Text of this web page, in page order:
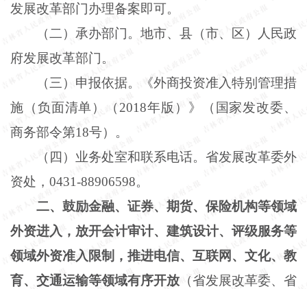
发展改革部门办理备案即可。
（二）承办部门。地市、县（市、区）人民政
府发展改革部门。
（三）申报依据。《外商投资准入特别管理措
施（负面清单）（ 2018年版）》（国家发改委、
商务部令第18号）。
（四）业务处室和联系电话。省发展改革委外
资处， 0431-88906598。
二、鼓励金融、证券、期货、保险机构等领域
外资进入，放开会计审计、建筑设计、评级服务等
领域外资准入限制，推进电信、互联网、文化、教
育、交通运输等领域有序开放 （省发展改革委、省